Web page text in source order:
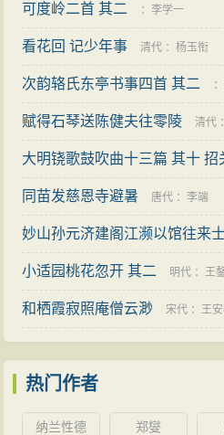
可度岭二首 其二 ：李学一
看花回 记少年事 清代 ：杨玉衔
次韵辂氏东亭书事四首 其二 ：
赋得石琴送陈健夫往零陵 清代 ：
大明铙歌鼓吹曲十三篇 其十 招
同苗发慈恩寺避暑 唐代 ：李端
妙山孙元济建阁江濒以馆往来
空阁之句题以眇空赋三绝句 其
小适园桃花忽开 其二 明代 ：王
和栖霞寂照庵僧云渺 宋代 ：王
热门作者
纳兰性德 郑燮